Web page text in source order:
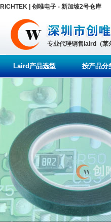
RICHTEK | 创唯电子 - 新加坡2号仓库
专业代理销售laird（莱
Laird产品选型 按产品分